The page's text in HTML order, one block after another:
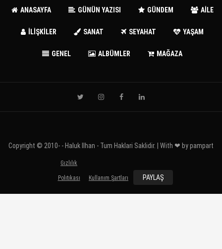
ANASAYFA GÜNÜN YAZISI GÜNDEM AİLE
İLİŞKİLER SANAT SEYAHAT YAŞAM
GENEL ALBÜMLER MAĞAZA
Copyright © 2010- - Haluk Ilhan - Tum Haklari Saklidir. | With ❤ bypampart
Gızlılık
Polıtıkası Kullanım Şartları PAYLAŞ